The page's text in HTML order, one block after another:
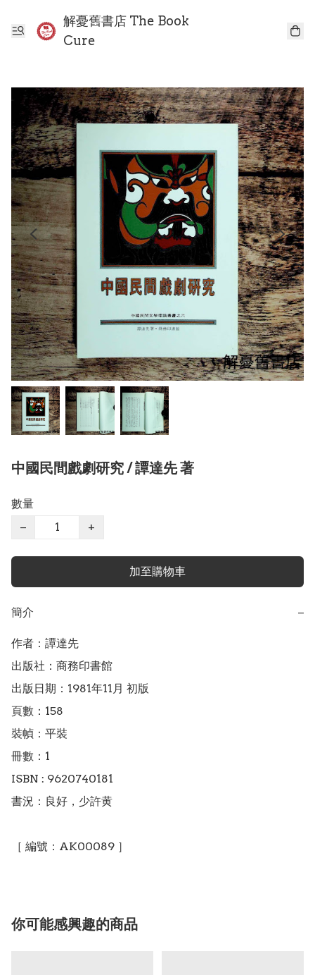
解憂舊書店 The Book
Cure
中國民間戲劇研究 / 譚達先 著
數量
−
+
加至購物車
簡介 −
作者：譚達先
出版社：商務印書館
出版日期：1981年11月 初版
頁數：158
裝幀：平裝
冊數：1
ISBN : 9620740181
書況：良好，少許黄
［ 編號：AK00089 ］
你可能感興趣的商品